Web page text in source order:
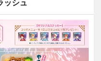
ッシュ